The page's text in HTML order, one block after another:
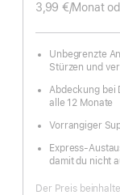
3,99 €/Monatpro
Unbegrenzte
Stürzen und
Abdeckung bei
alle 12 Monate
Vorrangiger
Express-
damit du nicht
Der Preis